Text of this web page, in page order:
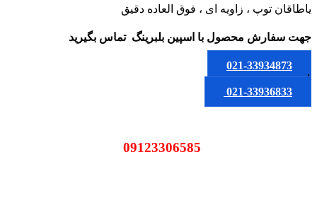
یاطاقان توپ ، زاویه ای ، فوق العاده دقیق
جهت سفارش محصول با اسپین بلبرینگ تماس بگیرید
021-33934873
یا
021-33936833